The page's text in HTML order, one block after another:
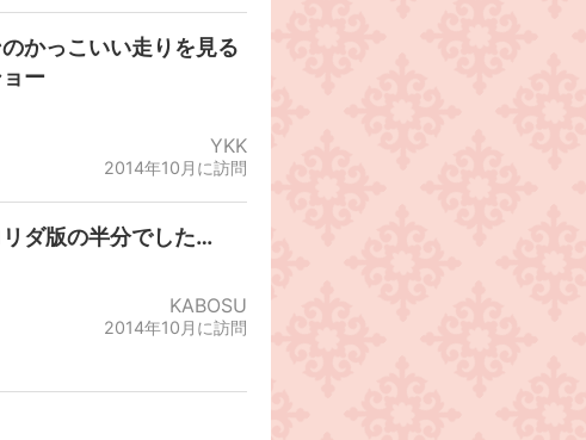
かっこいい走りを見る
ー
YKK
2014年10月に訪問
ダ版の半分でした…
KABOSU
2014年10月に訪問